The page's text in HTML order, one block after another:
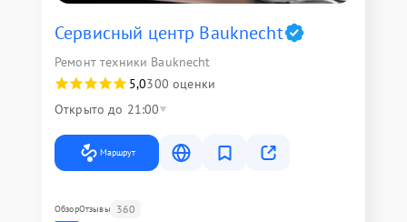
Сервисный центр Bauknecht
Ремонт техники Bauknecht
5,0300 оценки
Открыто до 21:00
Маршрут
ОбзорОтзывы 360